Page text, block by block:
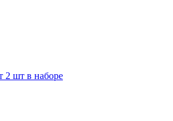
2 шт в наборе